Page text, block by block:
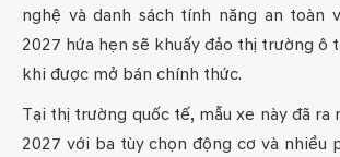
nghệ và danh sách tính năng an toàn
2027 hứa hẹn sẽ khuấy đảo thị trường ô
khi được mở bán chính thức.
Tại thị trường quốc tế, mẫu xe này đã ra
2027 với ba tùy chọn động cơ và nhiều